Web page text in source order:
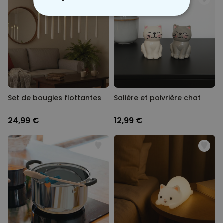
Set de bougies flottantes
24,99 €
Salière et poivrière chat
12,99 €
STRICTEMENT NÉCESSAIRE
PERFORMANCE
NON CLASSÉ